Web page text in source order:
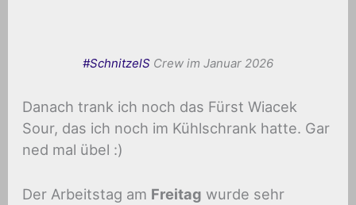
#SchnitzelS Crew im Januar 2026
Danach trank ich noch das Fürst Wiacek
Sour, das ich noch im Kühlschrank hatte. Gar
ned mal übel :)
Der Arbeitstag am Freitag wurde sehr